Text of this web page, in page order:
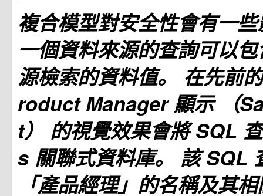
複合模型對安全性會有一
一個資料來源的查詢可以
源檢索的資料值。 在先前
roduct Manager顯示
（
t） 的視覺效果會將 SQL
s 關聯式資料庫。 該 SQL
「產品經理」的名稱及其